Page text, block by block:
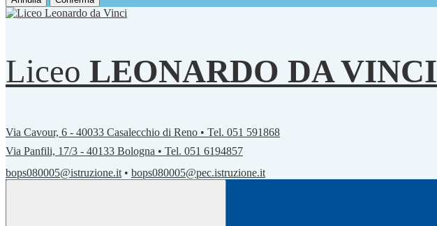
Liceo LEONARDO DA VINCI
Via Cavour, 6 - 40033 Casalecchio di Reno • Tel. 051 591868
Via Panfili, 17/3 - 40133 Bologna • Tel. 051 6194857
bops080005@istruzione.it • bops080005@pec.istruzione.it